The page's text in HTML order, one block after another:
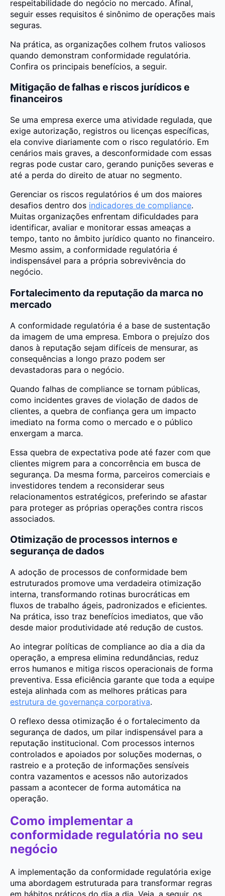
respeitabilidade do negócio no mercado. Afinal,
seguir esses requisitos é sinônimo de operações mais
seguras.
Na prática, as organizações colhem frutos valiosos
quando demonstram conformidade regulatória.
Confira os principais benefícios, a seguir.
Mitigação de falhas e riscos jurídicos e
financeiros
Se uma empresa exerce uma atividade regulada, que
exige autorização, registros ou licenças específicas,
ela convive diariamente com o risco regulatório. Em
cenários mais graves, a desconformidade com essas
regras pode custar caro, gerando punições severas e
até a perda do direito de atuar no segmento.
Gerenciar os riscos regulatórios é um dos maiores
desafios dentro dos indicadores de compliance.
Muitas organizações enfrentam dificuldades para
identificar, avaliar e monitorar essas ameaças a
tempo, tanto no âmbito jurídico quanto no financeiro.
Mesmo assim, a conformidade regulatória é
indispensável para a própria sobrevivência do
negócio.
Fortalecimento da reputação da marca no
mercado
A conformidade regulatória é a base de sustentação
da imagem de uma empresa. Embora o prejuízo dos
danos à reputação sejam difíceis de mensurar, as
consequências a longo prazo podem ser
devastadoras para o negócio.
Quando falhas de compliance se tornam públicas,
como incidentes graves de violação de dados de
clientes, a quebra de confiança gera um impacto
imediato na forma como o mercado e o público
enxergam a marca.
Essa quebra de expectativa pode até fazer com que
clientes migrem para a concorrência em busca de
segurança. Da mesma forma, parceiros comerciais e
investidores tendem a reconsiderar seus
relacionamentos estratégicos, preferindo se afastar
para proteger as próprias operações contra riscos
associados.
Otimização de processos internos e
segurança de dados
A adoção de processos de conformidade bem
estruturados promove uma verdadeira otimização
interna, transformando rotinas burocráticas em
fluxos de trabalho ágeis, padronizados e eficientes.
Na prática, isso traz benefícios imediatos, que vão
desde maior produtividade até redução de custos.
Ao integrar políticas de compliance ao dia a dia da
operação, a empresa elimina redundâncias, reduz
erros humanos e mitiga riscos operacionais de forma
preventiva. Essa eficiência garante que toda a equipe
esteja alinhada com as melhores práticas para
estrutura de governança corporativa.
O reflexo dessa otimização é o fortalecimento da
segurança de dados, um pilar indispensável para a
reputação institucional. Com processos internos
controlados e apoiados por soluções modernas, o
rastreio e a proteção de informações sensíveis
contra vazamentos e acessos não autorizados
passam a acontecer de forma automática na
operação.
Como implementar a
conformidade regulatória no seu
negócio
A implementação da conformidade regulatória exige
uma abordagem estruturada para transformar regras
em hábitos práticos do dia a dia. Veja, a seguir, os